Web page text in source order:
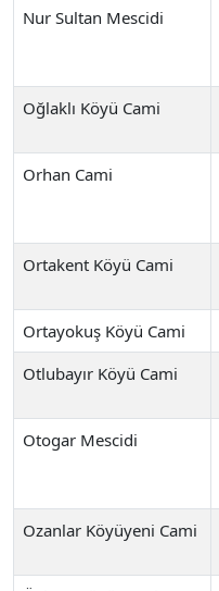
Nur Sultan Mescidi
Oğlaklı Köyü Cami
Orhan Cami
Ortakent Köyü Cami
Ortayokuş Köyü Cami
Otlubayır Köyü Cami
Otogar Mescidi
Ozanlar Köyüyeni Cami